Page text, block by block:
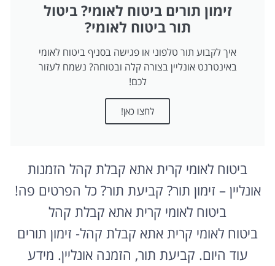
זימון תורים ביטוח לאומי? ביטול
תור ביטוח לאומי?
איך לקבוע תור טלפוני או פגישה בסניף ביטוח לאומי
באינטרנט אונליין בצורה קלה ובטוחה? נשמח לעזור
לכם!
לחצו כאן!
ביטוח לאומי קרית אתא קבלת קהל הזמנות
אונליין – זימון תור? קביעת תור? כל הפרטים פה!
ביטוח לאומי קרית אתא קבלת קהל
ביטוח לאומי קרית אתא קבלת קהל- זימון תורים
עוד היום. קביעת תור, הזמנה אונליין. מידע